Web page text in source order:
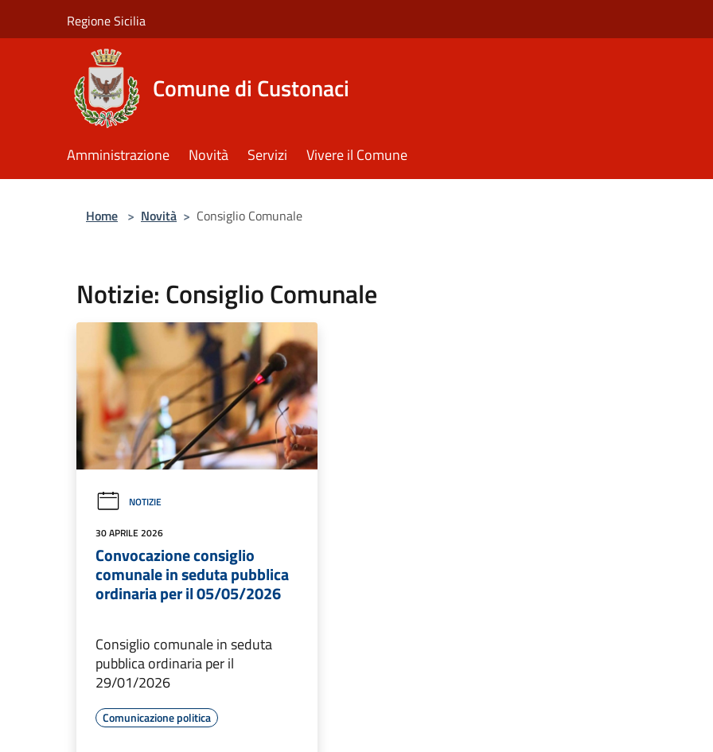
Regione Sicilia
Comune di Custonaci
Amministrazione Novità Servizi Vivere il Comune
Home > Novità > Consiglio Comunale
Notizie: Consiglio Comunale
NOTIZIE
30 APRILE 2026
Convocazione consiglio
comunale in seduta pubblica
ordinaria per il 05/05/2026
Consiglio comunale in seduta
pubblica ordinaria per il
29/01/2026
Comunicazione politica